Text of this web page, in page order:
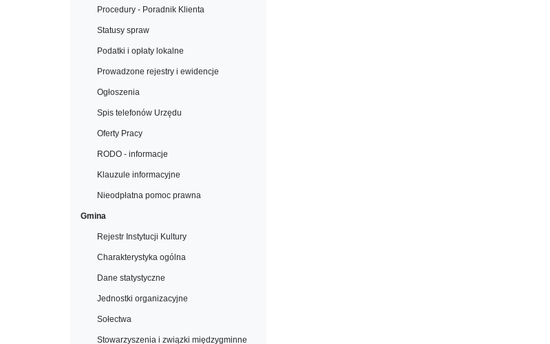
Procedury - Poradnik Klienta
Statusy spraw
Podatki i opłaty lokalne
Prowadzone rejestry i ewidencje
Ogłoszenia
Spis telefonów Urzędu
Oferty Pracy
RODO - informacje
Klauzule informacyjne
Nieodpłatna pomoc prawna
Gmina
Rejestr Instytucji Kultury
Charakterystyka ogólna
Dane statystyczne
Jednostki organizacyjne
Sołectwa
Stowarzyszenia i związki międzygminne